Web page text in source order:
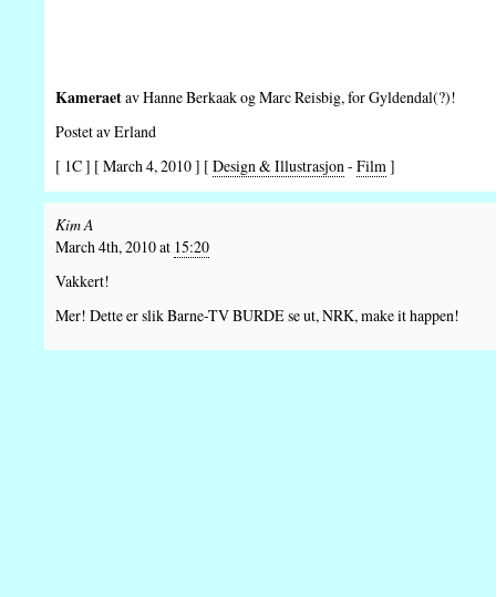
Kameraetav Hanne Berkaak og Marc Reisbig, for Gyldendal(?)!
Postet av Erland
[ 1C ] [ March 4, 2010 ] [ Design & Illustrasjon- Film]
Kim A
March 4th, 2010 at 15:20
Vakkert!
Mer! Dette er slik Barne-TV BURDE se ut, NRK, make it happen!